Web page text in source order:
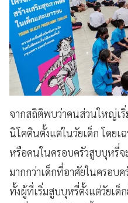
จากสถิติพบว่าคนส่วนใหญ่เริ่
นิโคตินตั้งแต่ในวัยเด็ก โดยเ
หรือคนในครอบครัวสูบบุหรี่
มากกว่าเด็กที่อาศัยในครอบ
ทั้งผู้ที่เริ่มสูบบุหรี่ตั้งแต่วัยเด็